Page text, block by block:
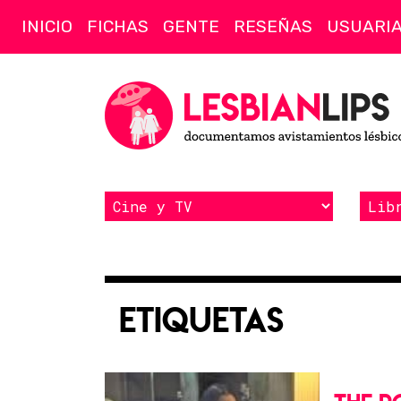
INICIO FICHAS GENTE RESEÑAS
Etiquetas